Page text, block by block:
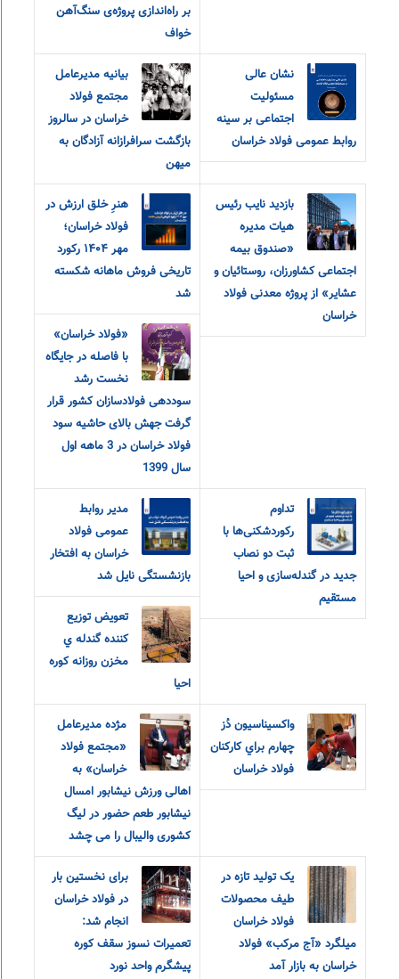
بر راه‌اندازی پروژه‌ی سنگ‌آهن
خواف
نشان عالی
مسئولیت
اجتماعی بر سینه
روابط عمومی فولاد خراسان
بیانیه مدیرعامل
مجتمع فولاد
خراسان در سالروز
بازگشت سرافرازانه آزادگان به
میهن
بازدید نایب رئیس
هیات مدیره
«صندوق بیمه
اجتماعی کشاورزان، روستائیان و
عشایر» از پروژه معدنی فولاد
خراسان
هنرِ خلق ارزش در
فولاد خراسان؛
مهر ۱۴۰۴ رکورد
تاریخی فروش ماهانه شکسته
شد
«فولاد خراسان»
با فاصله در جایگاه
نخست رشد
سوددهی فولادسازان کشور قرار
گرفت جهش بالای حاشیه سود
فولاد خراسان در 3 ماهه اول
سال 1399
تداوم
رکوردشکنی‌ها با
ثبت دو نصاب
جدید در گندله‌سازی و احیا
مستقیم
مدیر روابط
عمومی فولاد
خراسان به افتخار
بازنشستگی نایل شد
تعويض توزيع
کننده گندله ي
مخزن روزانه کوره
احيا
واکسيناسيون دُز
چهارم براي کارکنان
فولاد خراسان
مژده مدیرعامل
«مجتمع فولاد
خراسان» به
اهالی ورزش نیشابور امسال
نیشابور طعم حضور در لیگ
کشوری والیبال را می چشد
یک تولید تازه در
طیف محصولات
فولاد خراسان
میلگرد «آج مرکب» فولاد
خراسان به بازار آمد
برای نخستین بار
در فولاد خراسان
انجام شد:
تعمیرات نسوز سقف کوره
پیشگرم واحد نورد